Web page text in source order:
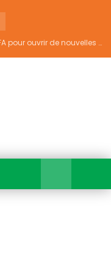
PJGOUV 2026-2030 : 2 869,4 milliards FCFA pour ouvrir de nouvelles perspectives à plus de 5,2 millions de jeunes ivoiriens